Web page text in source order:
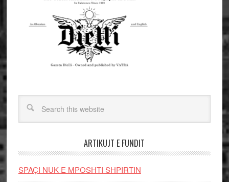
ARTIKUJT E FUNDIT
SPAÇI NUK E MPOSHTI SHPIRTIN